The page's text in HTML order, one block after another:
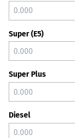
Super (E5)
Super Plus
Diesel